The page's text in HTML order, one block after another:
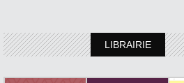
LIBRAIRIE